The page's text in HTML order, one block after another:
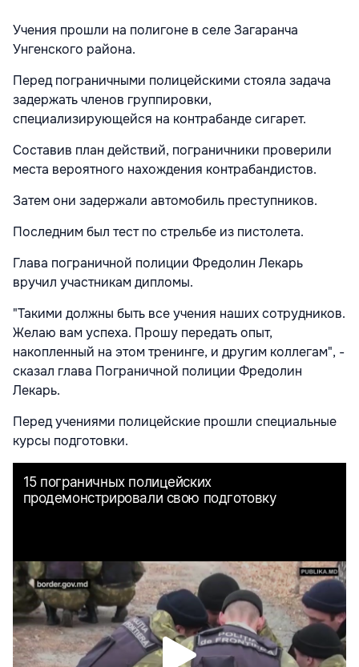
Учения прошли на полигоне в селе Загаранча
Унгенского района.
Перед пограничными полицейскими стояла задача
задержать членов группировки,
специализирующейся на контрабанде сигарет.
Составив план действий, пограничники проверили
места вероятного нахождения контрабандистов.
Затем они задержали автомобиль преступников.
Последним был тест по стрельбе из пистолета.
Глава пограничной полиции Фредолин Лекарь
вручил участникам дипломы.
"Такими должны быть все учения наших сотрудников.
Желаю вам успеха. Прошу передать опыт,
накопленный на этом тренинге, и другим коллегам", -
сказал глава Пограничной полиции Фредолин
Лекарь.
Перед учениями полицейские прошли специальные
курсы подготовки.